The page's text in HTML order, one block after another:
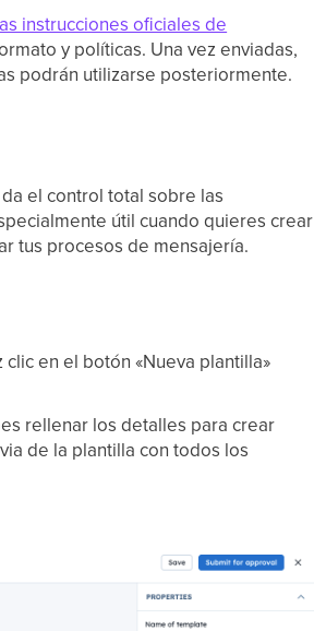
instrucciones oficiales de
y políticas. Una vez enviadas,
podrán utilizarse posteriormente.
el control total sobre las
útil cuando quieres crear
tus procesos de mensajería.
clic en el botón «Nueva plantilla»
rellenar los detalles para crear
de la plantilla con todos los